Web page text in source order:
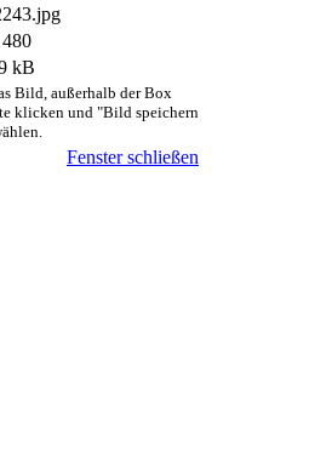
kB
Bild, außerhalb der Box
klicken und "Bild speichern
Fenster schließen